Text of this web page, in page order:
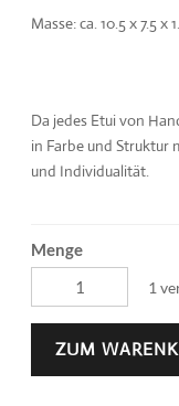
Masse: ca. 10.5 x 7.5
Da jedes Etui von
in Farbe und Struktur
und Individualität.
Menge
1
ZUM